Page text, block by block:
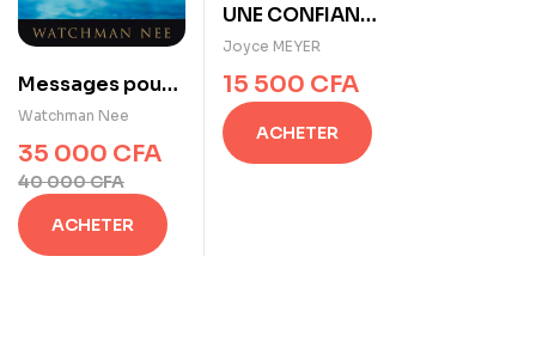
Messages pour
l’édification des
nouveaux
croyants Vol 1 à
3
Watchman Nee
40 000CFA
35 000 CFA
ACHETER
UNE CONFIANCE
INÉBRANLABLE
de Joyce MEYER
Joyce MEYER
15 500 CFA
ACHETER